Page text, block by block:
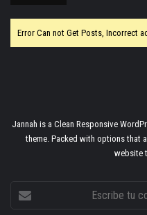
Error Can not Get Posts, Incorrect
Jannah is a Clean Responsive
theme. Packed with options that
website
Escribe